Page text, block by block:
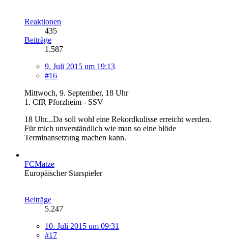
Reaktionen
435
Beiträge
1.587
9. Juli 2015 um 19:13
#16
Mittwoch, 9. September, 18 Uhr
1. CfR Pforzheim - SSV
18 Uhr...Da soll wohl eine Rekordkulisse erreicht werden.
Für mich unverständlich wie man so eine blöde
Terminansetzung machen kann.
FCMatze
Europäischer Starspieler
Beiträge
5.247
10. Juli 2015 um 09:31
#17